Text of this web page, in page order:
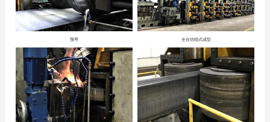
预弯 全自动辊式成型